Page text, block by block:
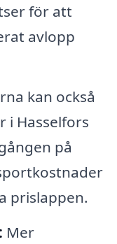
för att
avlopp
kan också
i Hasselfors
på
prislappen.
Mer